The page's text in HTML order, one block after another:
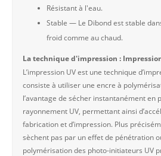
Résistant à l'eau.
Stable — Le Dibond est stable
froid comme au chaud.
La technique d'impression :
L’impression UV est une technique
consiste à utiliser une encre à
l’avantage de sécher instantanément en
rayonnement UV, permettant ainsi
fabrication et d’impression. Plus
sèchent pas par un effet de pénétration
polymérisation des photo-initiateurs UV